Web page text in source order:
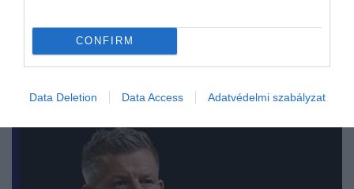
CONFIRM
Data Deletion Data Access Adatvédelmi szabályzat